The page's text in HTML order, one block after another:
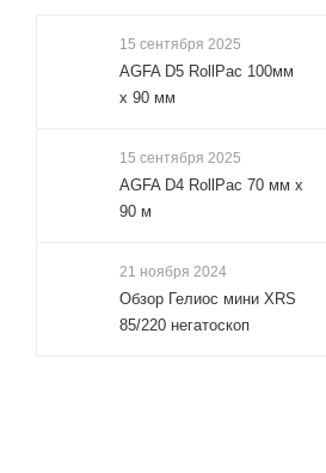
15 сентября 2025
AGFA D5 RollPac 100мм
х 90 мм
15 сентября 2025
AGFA D4 RollPac 70 мм x
90 м
21 ноября 2024
Обзор Гелиос мини XRS
85/220 негатоскоп